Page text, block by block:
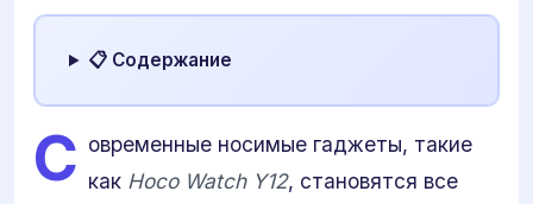
📋 Содержание
С овременные носимые гаджеты, такие
как Hoco Watch Y12, становятся все